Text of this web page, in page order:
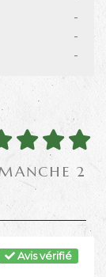
-
-
-
2
Avis vérifié